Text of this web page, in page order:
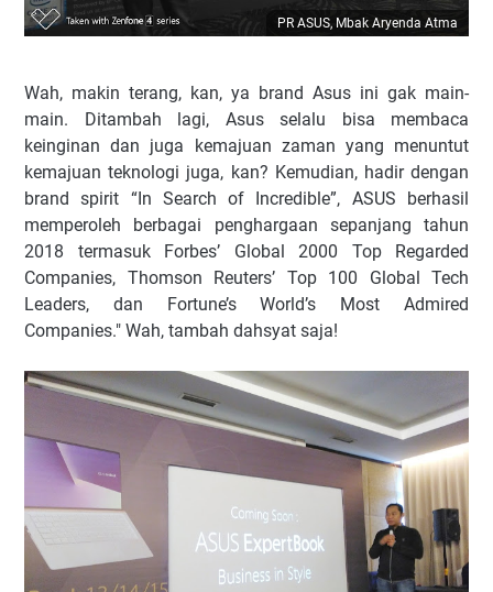
PR ASUS, Mbak Aryenda Atma
Wah, makin terang, kan, ya brand Asus ini gak main-
main. Ditambah lagi, Asus selalu bisa membaca
keinginan dan juga kemajuan zaman yang menuntut
kemajuan teknologi juga, kan? Kemudian, hadir dengan
brand spirit “In Search of Incredible”, ASUS berhasil
memperoleh berbagai penghargaan sepanjang tahun
2018 termasuk Forbes’ Global 2000 Top Regarded
Companies, Thomson Reuters’ Top 100 Global Tech
Leaders, dan Fortune’s World’s Most Admired
Companies." Wah, tambah dahsyat saja!